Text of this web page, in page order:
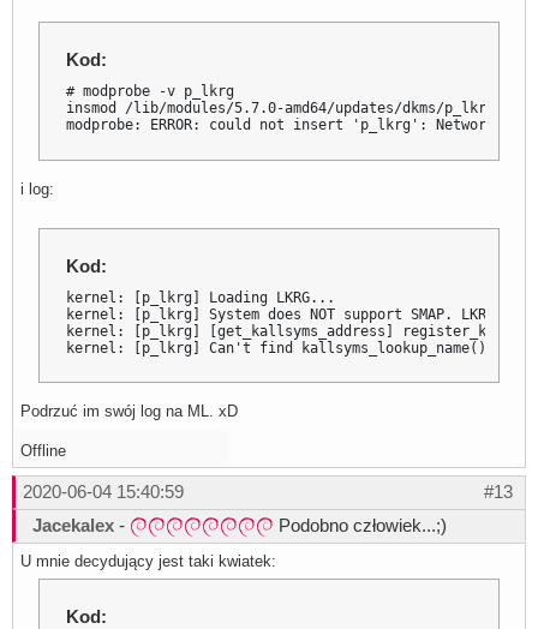
[11046.049325] OOM killer enabled.
Kod:
# modprobe -v p_lkrg
insmod /lib/modules/5.7.0-amd64/updates/dkms/p_lkrg.ko
modprobe: ERROR: could not insert 'p_lkrg': Network is
i log:
Kod:
kernel: [p_lkrg] Loading LKRG...
kernel: [p_lkrg] System does NOT support SMAP. LKRG
kernel: [p_lkrg] [get_kallsyms_address]
kernel: [p_lkrg] Can't find kallsyms_lookup_name()
Podrzuć im swój log na ML. xD
Offline
#13
2020-06-04 15:40:59
Jacekalex - Podobno człowiek...;)
U mnie decydujący jest taki kwiatek:
Kod: